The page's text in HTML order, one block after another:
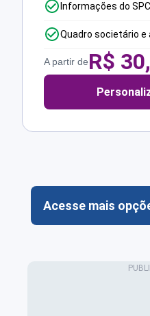
Informações do SPC
Quadro societário
A partir deR$
Acesse mais